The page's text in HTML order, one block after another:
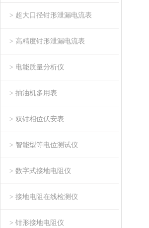
> 超大口径钳形泄漏电流表
> 高精度钳形泄漏电流表
> 电能质量分析仪
> 抽油机多用表
> 双钳相位伏安表
> 智能型等电位测试仪
> 数字式接地电阻仪
> 接地电阻在线检测仪
> 钳形接地电阻仪